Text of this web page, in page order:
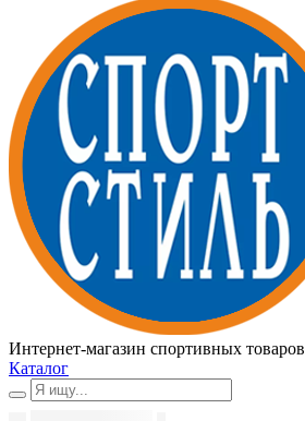
Интернет-магазин спортивных товаров
Каталог